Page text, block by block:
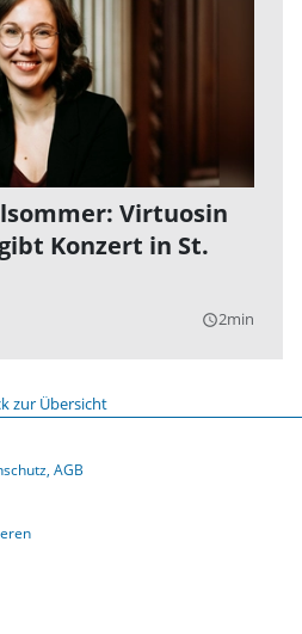
Virtuosin
Konzert in St.
query_builder2min
zur Übersicht
AGB